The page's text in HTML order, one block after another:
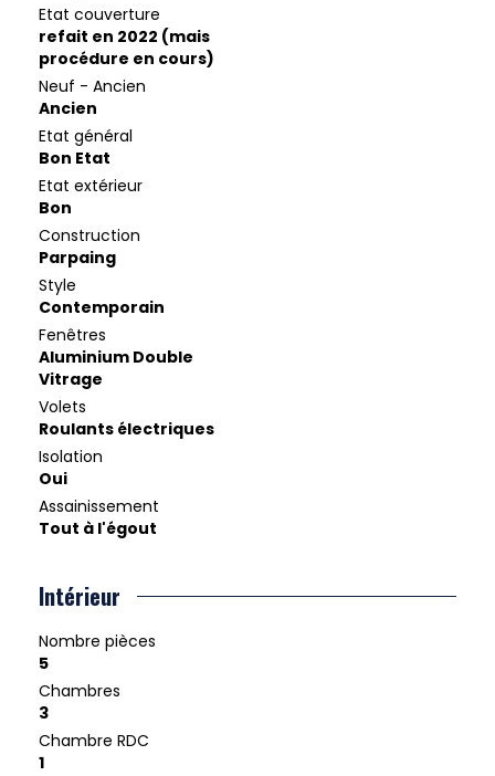
Etat couverture
refait en 2022 (mais
procédure en cours)
Neuf - Ancien
Ancien
Etat général
Bon Etat
Etat extérieur
Bon
Construction
Parpaing
Style
Contemporain
Fenêtres
Aluminium Double
Vitrage
Volets
Roulants électriques
Isolation
Oui
Assainissement
Tout à l'égout
Intérieur
Nombre pièces
5
Chambres
3
Chambre RDC
1